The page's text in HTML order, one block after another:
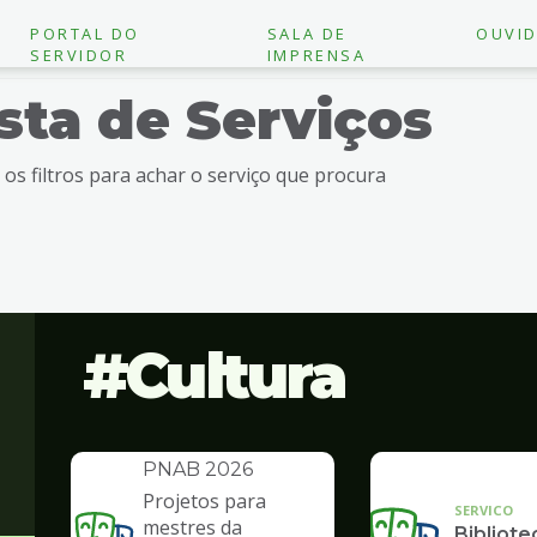
PORTAL DO
SERVIDOR
SALA DE
IMPRENSA
de Serviços
os filtros para achar o serviço que procura
Cultura
INSTITUCIONAL
PNAB 2026
Projetos para
mestres da
SERVICO